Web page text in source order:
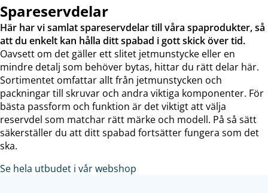
Spareservdelar
Här har vi samlat spareservdelar till våra spaprodukter, så
att du enkelt kan hålla ditt spabad i gott skick över tid.
Oavsett om det gäller ett slitet jetmunstycke eller en
mindre detalj som behöver bytas, hittar du rätt delar här.
Sortimentet omfattar allt från jetmunstycken och
packningar till skruvar och andra viktiga komponenter. För
bästa passform och funktion är det viktigt att välja
reservdel som matchar rätt märke och modell. På så sätt
säkerställer du att ditt spabad fortsätter fungera som det
ska.
Se hela utbudet i vår webshop